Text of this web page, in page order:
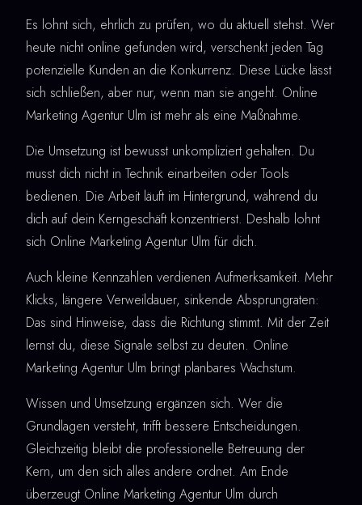
Es lohnt sich, ehrlich zu prüfen, wo du aktuell stehst. Wer
heute nicht online gefunden wird, verschenkt jeden Tag
potenzielle Kunden an die Konkurrenz. Diese Lücke lässt
sich schließen, aber nur, wenn man sie angeht. Online
Marketing Agentur Ulm ist mehr als eine Maßnahme.
Die Umsetzung ist bewusst unkompliziert gehalten. Du
musst dich nicht in Technik einarbeiten oder Tools
bedienen. Die Arbeit läuft im Hintergrund, während du
dich auf dein Kerngeschäft konzentrierst. Deshalb lohnt
sich Online Marketing Agentur Ulm für dich.
Auch kleine Kennzahlen verdienen Aufmerksamkeit. Mehr
Klicks, längere Verweildauer, sinkende Absprungraten:
Das sind Hinweise, dass die Richtung stimmt. Mit der Zeit
lernst du, diese Signale selbst zu deuten. Online
Marketing Agentur Ulm bringt planbares Wachstum.
Wissen und Umsetzung ergänzen sich. Wer die
Grundlagen versteht, trifft bessere Entscheidungen.
Gleichzeitig bleibt die professionelle Betreuung der
Kern, um den sich alles andere ordnet. Am Ende
überzeugt Online Marketing Agentur Ulm durch